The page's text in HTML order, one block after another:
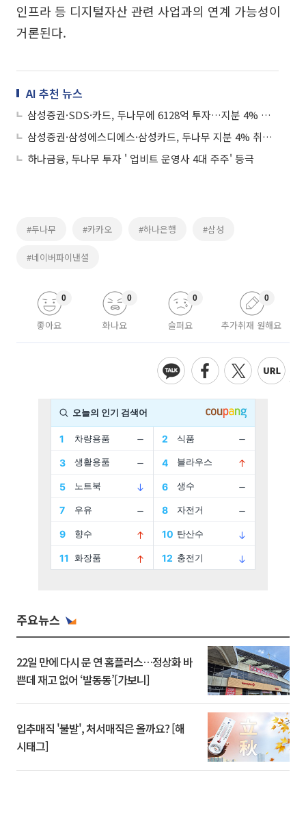
인프라 등 디지털자산 관련 사업과의 연계 가능성이
거론된다.
AI 추천 뉴스
삼성증권·SDS·카드, 두나무에 6128억 투자…지분 4% 취득
삼성증권·삼성에스디에스·삼성카드, 두나무 지분 4% 취득⋯“신규 사업기회 창출”
하나금융, 두나무 투자 ' 업비트 운영사 4대 주주' 등극
#두나무 #카카오 #하나은행 #삼성
#네이버파이낸셜
좋아요
0
화나요
0
슬퍼요
0
추가취재 원해요
0
주요뉴스
22일 만에 다시 문 연 홈플러스…정상화 바
쁜데 재고 없어 ‘발동동’[가보니]
입추매직 '불발', 처서매직은 올까요? [해
시태그]